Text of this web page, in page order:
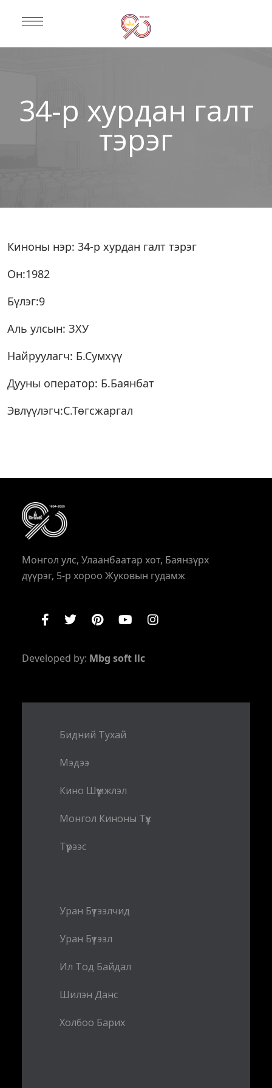
34-р хурдан галт
тэрэг
Киноны нэр: 34-р хурдан галт тэрэг
Он:1982
Бүлэг:9
Аль улсын: ЗХУ
Найруулагч: Б.Сумхүү
Дууны оператор: Б.Баянбат
Эвлүүлэгч:С.Төгсжаргал
Монгол улс, Улаанбаатар хот, Баянзүрх
дүүрэг, 5-р хороо Жуковын гудамж
Developed by: Mbg soft llc
Бидний Тухай
Мэдээ
Кино Шүүмжлэл
Монгол Киноны Түүх
Түрээс
Уран Бүтээлчид
Уран Бүтээл
Ил Тод Байдал
Шилэн Данс
Холбоо Барих